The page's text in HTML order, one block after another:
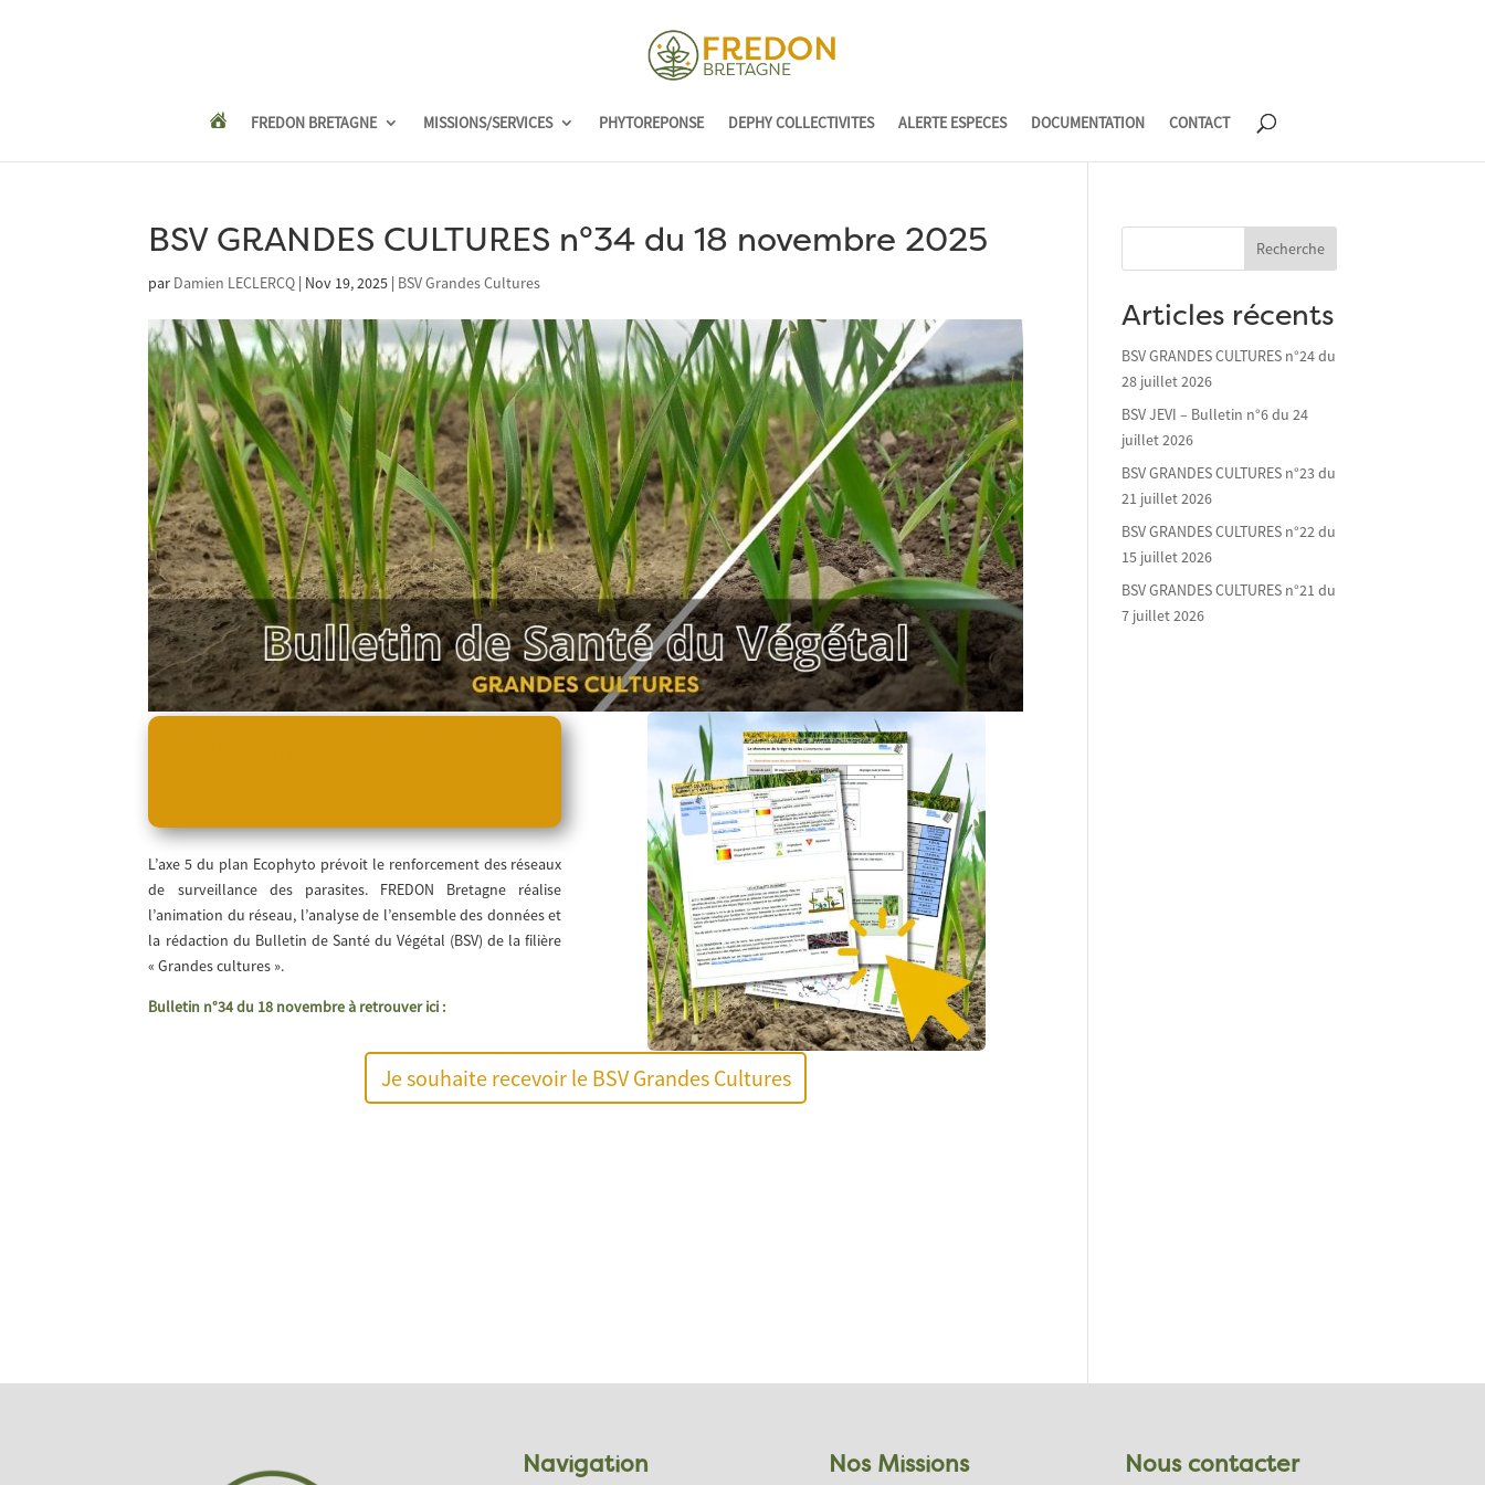
FREDON BRETAGNE MISSIONS/SERVICES PHYTOREPONSE DEPHY COLLECTIVITES ALERTE ESPECES DOCUMENTATION CONTACT
BSV GRANDES CULTURES n°34 du 18 novembre 2025
par Damien LECLERCQ | Nov 19, 2025 | BSV Grandes Cultures
L’axe 5 du plan Ecophyto prévoit le renforcement des réseaux
de surveillance des parasites. FREDON Bretagne réalise
l’animation du réseau, l’analyse de l’ensemble des données et
la rédaction du Bulletin de Santé du Végétal (BSV) de la filière
« Grandes cultures ».
Bulletin n°34 du 18 novembre à retrouver ici :
Je souhaite recevoir le BSV Grandes Cultures
Recherche
Articles récents
BSV GRANDES CULTURES n°24 du
28 juillet 2026
BSV JEVI – Bulletin n°6 du 24
juillet 2026
BSV GRANDES CULTURES n°23 du
21 juillet 2026
BSV GRANDES CULTURES n°22 du
15 juillet 2026
BSV GRANDES CULTURES n°21 du
7 juillet 2026
Navigation Nos Missions Nous contacter